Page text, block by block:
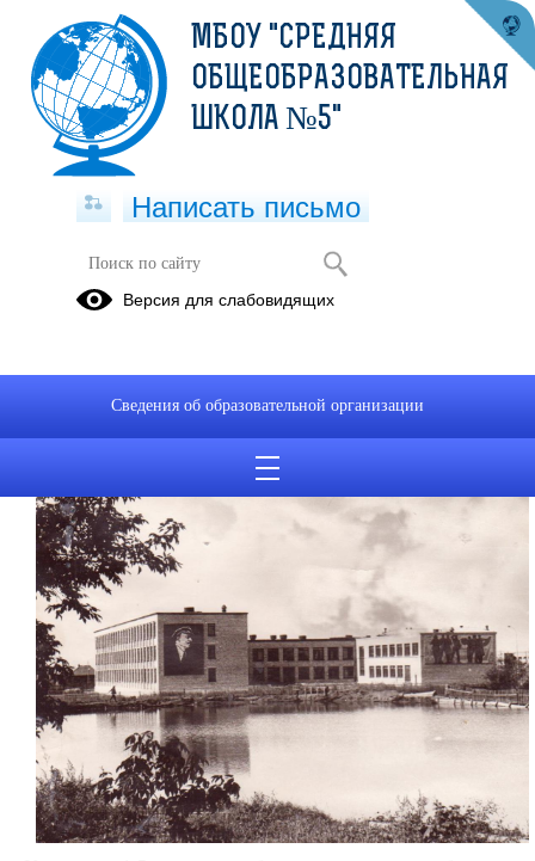
Из истории школы
В 1967 году в поселке нефтяников города Чернушка была
открыта школа № 5. Школу № 5 по личному заявлению
Федор Ульянович
МБОУ "СРЕДНЯЯ
ОБЩЕОБРАЗОВАТЕЛЬНАЯ
ШКОЛА №5"
Написать письмо
Версия для слабовидящих
Сведения об образовательной организации